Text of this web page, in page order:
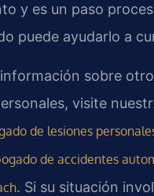
y es un paso
puede ayudarlo a
sobre
visite
de lesiones
de accidentes
. Si su situación